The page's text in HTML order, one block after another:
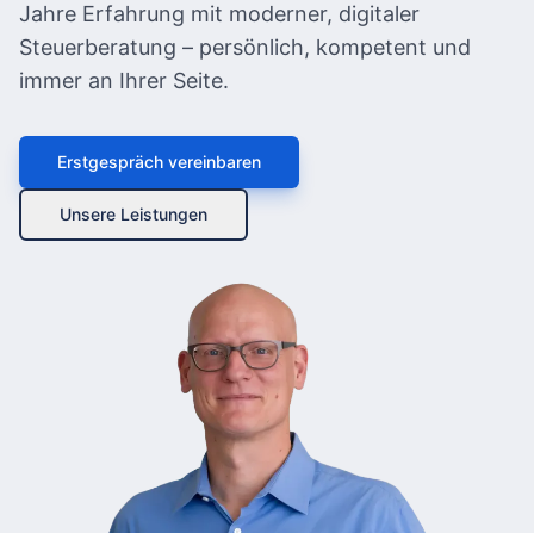
Jahre Erfahrung mit moderner, digitaler
Steuerberatung – persönlich, kompetent und
immer an Ihrer Seite.
Erstgespräch vereinbaren
Unsere Leistungen